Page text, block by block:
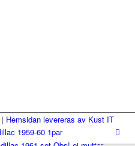
| Hemsidan levereras av Kust IT
1959-60 1par